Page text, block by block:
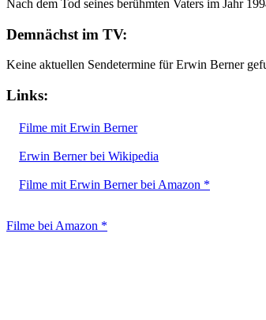
Nach dem Tod seines berühmten Vaters im Jahr
Demnächst im TV:
Keine aktuellen Sendetermine für Erwin Berner
Links:
Filme mit Erwin Berner
Erwin Berner bei Wikipedia
Filme mit Erwin Berner bei Amazon *
Filme bei Amazon *